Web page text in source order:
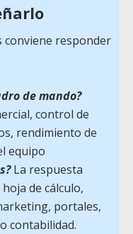
conviene responder
de mando?
control de
rendimiento de
equipo
La respuesta
de cálculo,
portales,
contabilidad.